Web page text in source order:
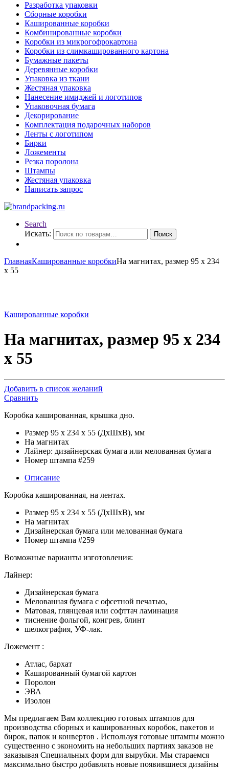
Разработка упаковки
Сборные коробки
Кашированные коробки
Комбинированные коробки
Коробки из микрогофрокартона
Коробки из слимкашированного картона
Бумажные пакеты
Деревянные коробки
Упаковка из ткани
Жестяная упаковка
Нанесение имиджей и логотипов
Упаковочная бумага
Декорирование
Комплектация подарочных наборов
Ленты с логотипом
Бирки
Ложементы
Резка поролона
Штампы
Жестяная упаковка
Написать запрос
Search
Искать:
Поиск
ГлавнаяКашированные коробкиНа магнитах, размер 95 х 234
х 55
Кашированные коробки
На магнитах, размер 95 х 234
х 55
Добавить в список желаний
Сравнить
Коробка кашированная, крышка дно.
Размер 95 х 234 х 55 (ДхШхВ), мм
На магнитах
Лайнер: дизайнерская бумага или мелованная бумага
Номер штампа #259
Описание
Коробка кашированная, на лентах.
Размер 95 х 234 х 55 (ДхШхВ), мм
На магнитах
Дизайнерская бумага или мелованная бумага
Номер штампа #259
Возможные варианты изготовления:
Лайнер:
Дизайнерская бумага
Мелованная бумага с офсетной печатью,
Матовая, глянцевая или софттач ламинация
тиснение фольгой, конгрев, блинт
шелкография, УФ-лак.
Ложемент :
Атлас, бархат
Кашированный бумагой картон
Поролон
ЭВА
Изолон
Мы предлагаем Вам коллекцию готовых штампов для
производства сборных и кашированных коробок, пакетов и
бирок, папок и конвертов . Используя готовые штампы можно
существенно с экономить на небольших партиях заказов не
заказывая Специальных форм для вырубки. Мы стараемся
максимально быстро добавлять новые появившиеся дизайны